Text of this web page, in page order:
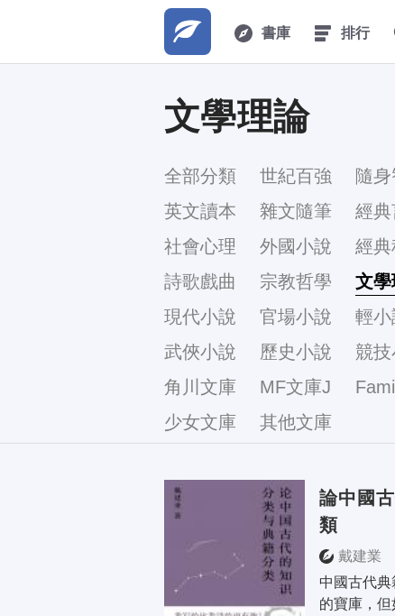
書庫 排行
文學理論
全部分類 世紀百強 隨
英文讀本
雜文隨筆 經
社會心理
外國小說 經典
詩歌戲曲
宗教哲學 文
現代小說
官場小說 輕小
武俠小說
歷史小說 競技
角川文庫 MF文庫J
少女文庫
其他文庫
論中國
類
戴建業
中國古代
的寶庫，